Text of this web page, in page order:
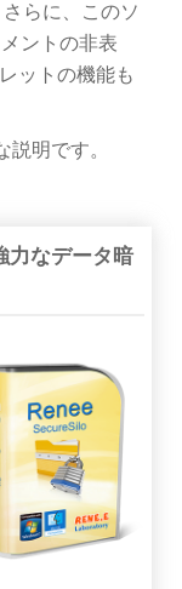
らに、このソ
ントの非表
ットの機能も
明です。
力なデータ暗